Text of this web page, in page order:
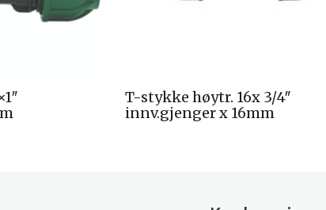
T-stykke høytr. 16x 3/4″
innv.gjenger x 16mm